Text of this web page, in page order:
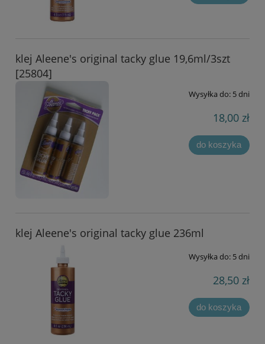
klej Aleene's original tacky glue 19,6ml/3szt
[25804]
Wysyłka do: 5 dni
18,00 zł
do koszyka
klej Aleene's original tacky glue 236ml
Wysyłka do: 5 dni
28,50 zł
do koszyka